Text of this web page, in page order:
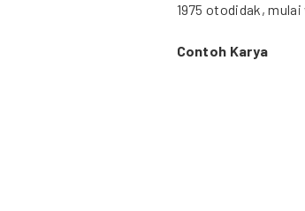
1975 otodidak,
Contoh Karya